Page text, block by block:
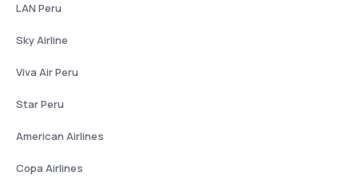
LAN Peru
Sky Airline
Viva Air Peru
Star Peru
American Airlines
Copa Airlines